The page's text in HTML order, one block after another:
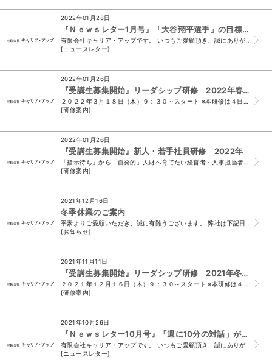
2022年01月28日
『Ｎｅｗｓレター1月号』「大谷翔平選手」の目標設定が凄い！
[ニュースレター]
2022年01月26日
『受講生募集開始』リーダシップ研修 2022年春 開催のお知らせ
[研修案内]
2022年01月26日
『受講生募集開始』新人・若手社員研修 2022年
[研修案内]
2021年12月16日
冬季休業のご案内
[お知らせ]
2021年11月11日
『受講生募集開始』リーダシップ研修 2021年冬 開催のお知らせ
[研修案内]
2021年10月26日
『Ｎｅｗｓレター10月号』「週に10分の対話」が部下の意識向上と業績につながる！！
[ニュースレター]